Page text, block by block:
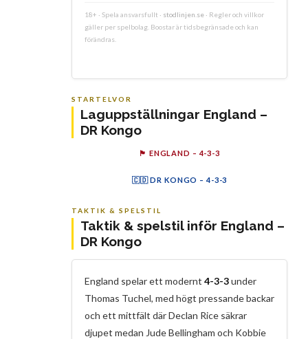
18+ · Spela ansvarsfullt · stodlinjen.se · Regler och villkor
gäller per spelbolag. Boostar är tidsbegränsade och kan
förändras.
STARTELVOR
Laguppställningar England –
DR Kongo
🏴 ENGLAND – 4-3-3
🇨🇩 DR KONGO – 4-3-3
TAKTIK & SPELSTIL
Taktik & spelstil inför England –
DR Kongo
England spelar ett modernt 4-3-3under
Thomas Tuchel, med högt pressande backar
och ett mittfält där Declan Rice säkrar
djupet medan Jude Bellingham och Kobbie